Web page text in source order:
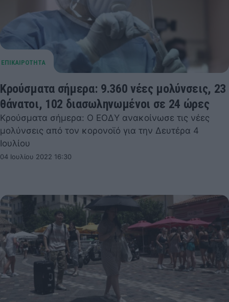
Κρούσματα σήμερα: 9.360 νέες μολύνσεις, 23
θάνατοι, 102 διασωληνωμένοι σε 24 ώρες
Κρούσματα σήμερα: Ο ΕΟΔΥ ανακοίνωσε τις νέες
μολύνσεις από τον κορονοϊό για την Δευτέρα 4
Ιουλίου
04 Ιουλίου 2022 16:30